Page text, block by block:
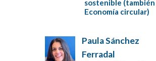
sostenible (también
Economía circular)
Paula Sánchez
Ferradal